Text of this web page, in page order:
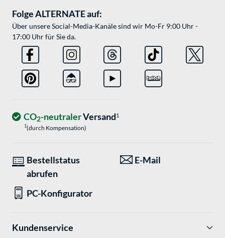
Folge ALTERNATE auf:
Über unsere Social-Media-Kanäle sind wir Mo-Fr 9:00 Uhr -
17:00 Uhr für Sie da.
CO2-neutralerVersand1
1(durch Kompensation)
Bestellstatus
abrufen
E-Mail
PC-Konfigurator
Kundenservice